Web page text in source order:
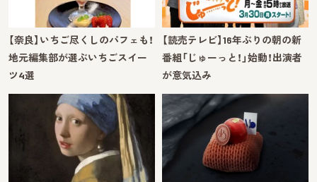
【奈良】いちご尽くしのパフェも！
地元編集部が選ぶいちごスイー
ツ4選
【読売テレビ】16年ぶりの朝の新
番組「じゅーっと！」始動！出演者
が意気込み